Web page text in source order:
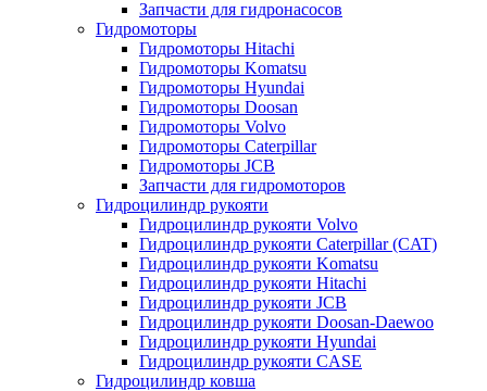
Запчасти для гидронасосов
Гидромоторы
Гидромоторы Hitachi
Гидромоторы Komatsu
Гидромоторы Hyundai
Гидромоторы Doosan
Гидромоторы Volvo
Гидромоторы Caterpillar
Гидромоторы JCB
Запчасти для гидромоторов
Гидроцилиндр рукояти
Гидроцилиндр рукояти Volvo
Гидроцилиндр рукояти Caterpillar (CAT)
Гидроцилиндр рукояти Komatsu
Гидроцилиндр рукояти Hitachi
Гидроцилиндр рукояти JCB
Гидроцилиндр рукояти Doosan-Daewoo
Гидроцилиндр рукояти Hyundai
Гидроцилиндр рукояти CASE
Гидроцилиндр ковша